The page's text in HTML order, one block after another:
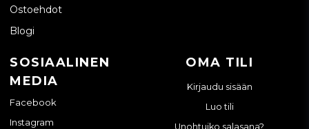
Ostoehdot
Blogi
SOSIAALINEN
MEDIA
Facebook
Instagram
OMA TILI
Kirjaudu sisään
Luo tili
Unohtuiko salasana?